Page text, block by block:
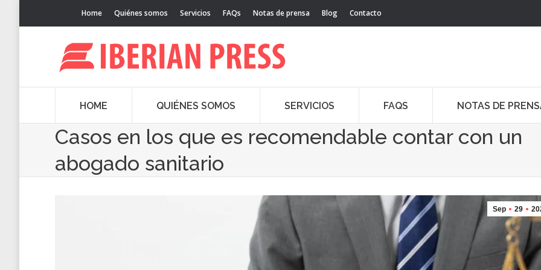
Home Quiénes somos Servicios FAQs Notas de prensa Blog Contacto
HOME QUIÉNES SOMOS SERVICIOS FAQS NOTAS DE
Casos en los que es recomendable contar con un
abogado sanitario
Sep 29